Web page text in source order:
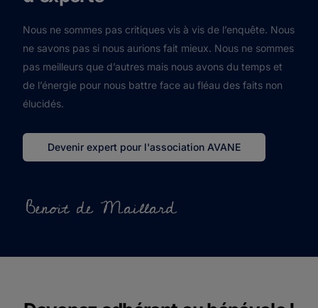
Nous ne sommes pas critiques vis à vis de l’enquête. Nous
ne savons pas si nous aurions fait mieux. Nous ne sommes
pas meilleurs que d’autres mais nous avons du temps et
de l’énergie pour nous battre face au fléau des faits non
élucidés.
Devenir expert pour l'association AVANE